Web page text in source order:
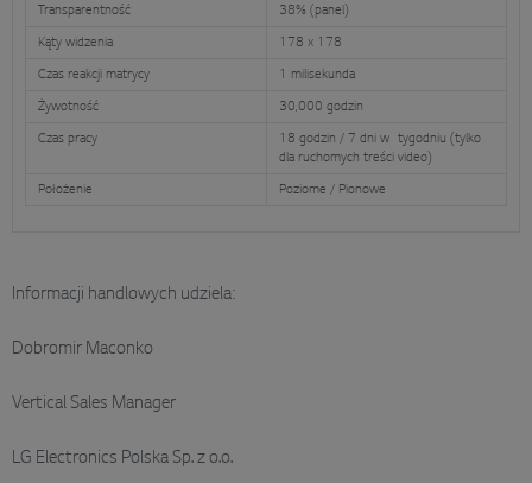
Transparentność 38% (panel)
Kąty widzenia 178 x 178
Czas reakcji matrycy 1 milisekunda
Żywotność 30,000 godzin
Czas pracy
18 godzin / 7 dni w tygodniu (tylko
dla ruchomych treści video)
Położenie Poziome / Pionowe
Informacji handlowych udziela:
Dobromir Maconko
Vertical Sales Manager
LG Electronics Polska Sp. z o.o.